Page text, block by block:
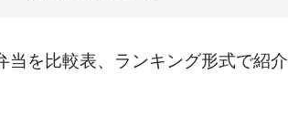
を比較表、ランキング形式で紹介